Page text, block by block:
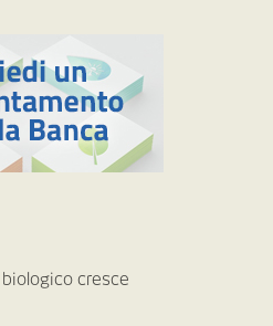
Il biologico cresce